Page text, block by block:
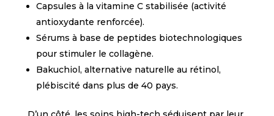
Capsules à la vitamine C stabilisée (activité
antioxydante renforcée).
Sérums à base de peptides biotechnologiques
pour stimuler le collagène.
Bakuchiol, alternative naturelle au rétinol,
plébiscité dans plus de 40 pays.